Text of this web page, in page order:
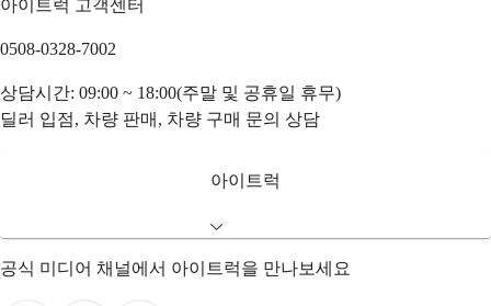
아이트럭 고객센터
0508-0328-7002
상담시간: 09:00 ~ 18:00(주말 및 공휴일 휴무)
딜러 입점, 차량 판매, 차량 구매 문의 상담
아이트럭
공식 미디어 채널에서 아이트럭을 만나보세요